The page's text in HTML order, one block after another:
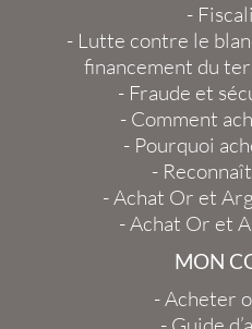
-
- Lutte contre le
financement du
- Fraude et
- Comment
- Pourquoi
-
-Achat Or et
-Achat Or et
MON
-Acheter